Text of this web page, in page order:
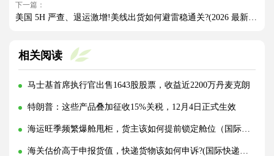
下一篇：
美国 5H 严查、退运激增!美线出货如何避雷稳通关?(2026 最新实操指南)
相关阅读
马士基首席执行官出售1643股股票，收益近2200万丹麦克朗
特朗普：这些产品叠加征收15%关税，12月4日正式生效
海运旺季频繁爆舱甩柜，货主该如何提前锁定舱位（国际海运干货知识分享）
海关估价高于申报货值，快递货物该如何申诉?(国际快递干货知识分享)